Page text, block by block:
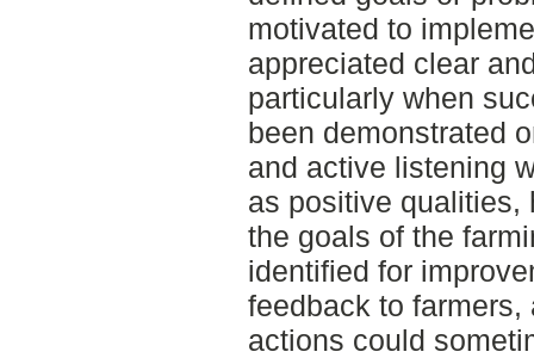
motivated to
appreciated clear
particularly when
been demonstrated
and active listening
as positive qualities,
the goals of the
identified for
feedback to
actions could